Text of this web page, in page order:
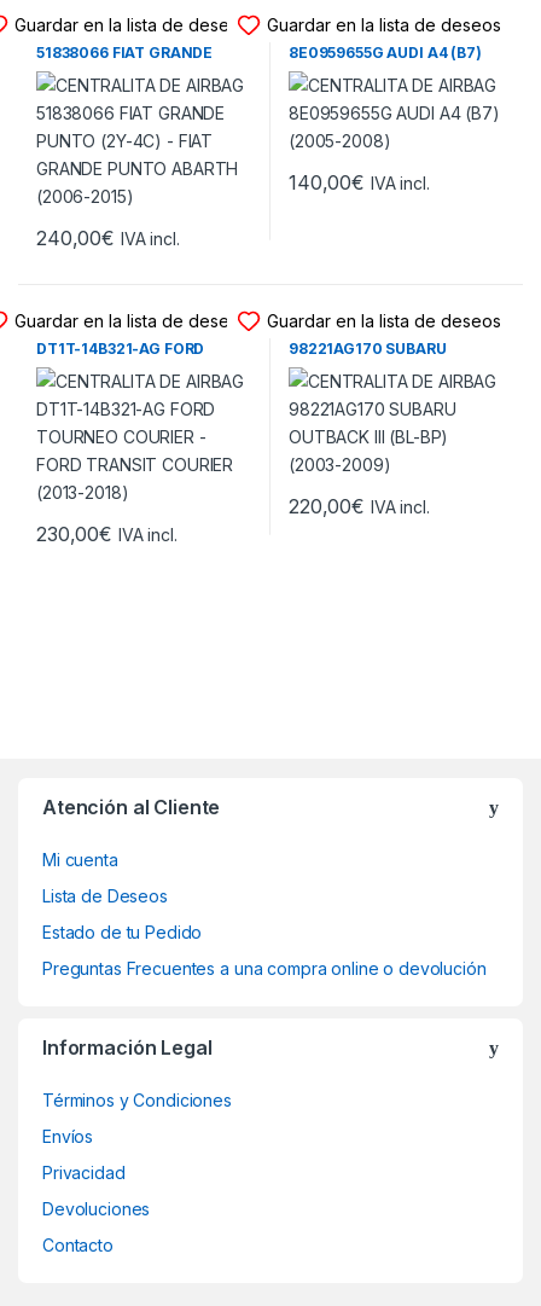
Guardar en la lista de deseos
CENTRALITA DE AIRBAG
51838066 FIAT GRANDE
PUNTO (2Y-4C) – FIAT
GRANDE PUNTO ABARTH
(2006-2015)
240,00€ IVA incl.
Guardar en la lista de deseos
CENTRALITA DE AIRBAG
8E0959655G AUDI A4 (B7)
(2005-2008)
140,00€ IVA incl.
Guardar en la lista de deseos
CENTRALITA DE AIRBAG
DT1T-14B321-AG FORD
TOURNEO COURIER – FORD
TRANSIT COURIER (2013-
2018)
230,00€ IVA incl.
Guardar en la lista de deseos
CENTRALITA DE AIRBAG
98221AG170 SUBARU
OUTBACK III (BL-BP) (2003-
2009)
220,00€ IVA incl.
Atención al Cliente
Mi cuenta
Lista de Deseos
Estado de tu Pedido
Preguntas Frecuentes a una compra online o devolución
Información Legal
Términos y Condiciones
Envíos
Privacidad
Devoluciones
Contacto